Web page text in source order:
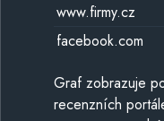
www.firmy.cz
facebook.com
Graf zobrazuje
recenzních